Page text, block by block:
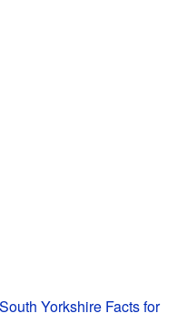
Yorkshire Facts for